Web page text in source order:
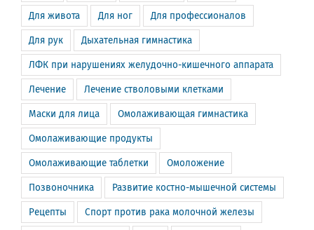
Для живота Для ног Для профессионалов
Для рук Дыхательная гимнастика
ЛФК при нарушениях желудочно-кишечного аппарата
Лечение Лечение стволовыми клетками
Маски для лица Омолаживающая гимнастика
Омолаживающие продукты
Омолаживающие таблетки Омоложение
Позвоночника Развитие костно-мышечной системы
Рецепты Спорт против рака молочной железы